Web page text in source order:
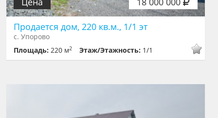
Продается дом, 220 кв.м., 1/1 эт
с. Упорово
Площадь:220 м2 Этаж/Этажность: 1/1